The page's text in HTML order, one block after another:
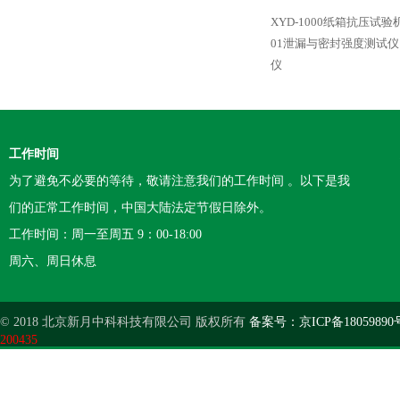
XYD-1000纸箱抗压试验
01泄漏与密封强度测试仪
仪
工作时间
为了避免不必要的等待，敬请注意我们的工作时间 。以下是我
们的正常工作时间，中国大陆法定节假日除外。
工作时间：周一至周五 9：00-18:00
周六、周日休息
© 2018 北京新月中科科技有限公司 版权所有 备案号：京ICP备18059890
200435